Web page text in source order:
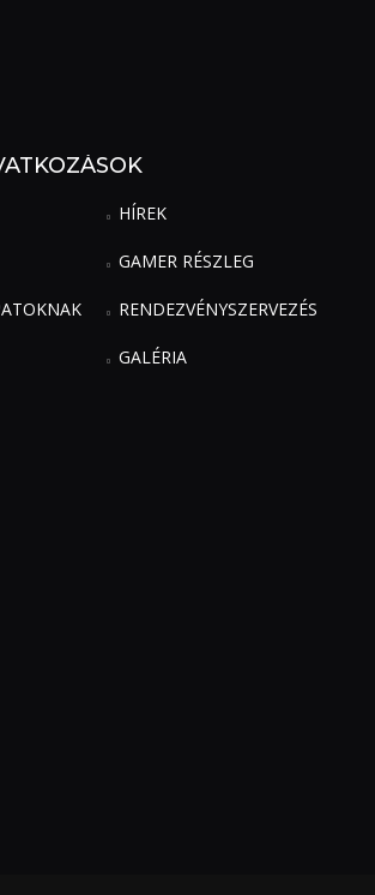
HÍREK
GAMER RÉSZLEG
RENDEZVÉNYSZERVEZÉS
GALÉRIA